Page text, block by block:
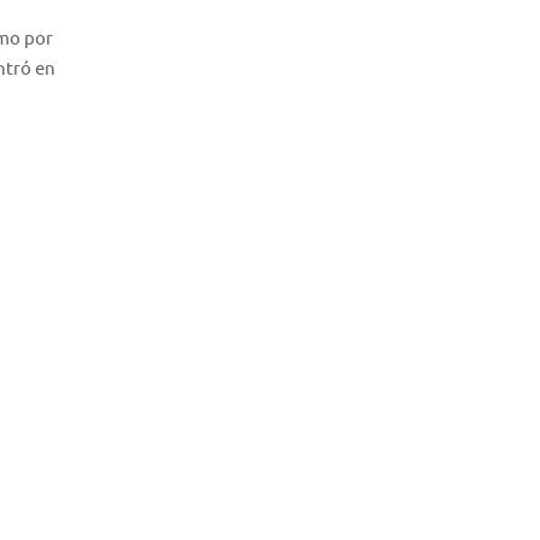
por
en